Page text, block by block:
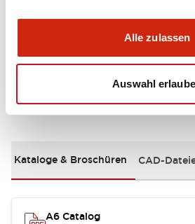
Alle zulassen
Auswahl
Dokumente und Dateien
Kataloge & Broschüren CAD-
A6 Catalog